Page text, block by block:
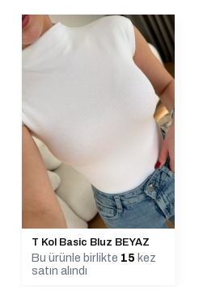
T Kol Basic Bluz BEYAZ
Bu ürünle birlikte 15 kez
satın alındı